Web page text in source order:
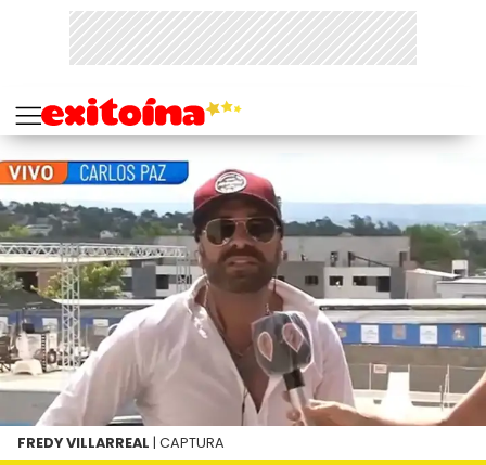
FREDY VILLARREAL | CAPTURA